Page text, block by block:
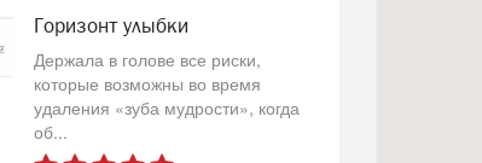
Горизонт улыбки
Держала в голове все риски,
которые возможны во время
удаления «зуба мудрости», когда
об...